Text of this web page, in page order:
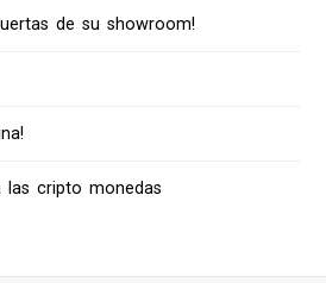
de su showroom!
las cripto monedas